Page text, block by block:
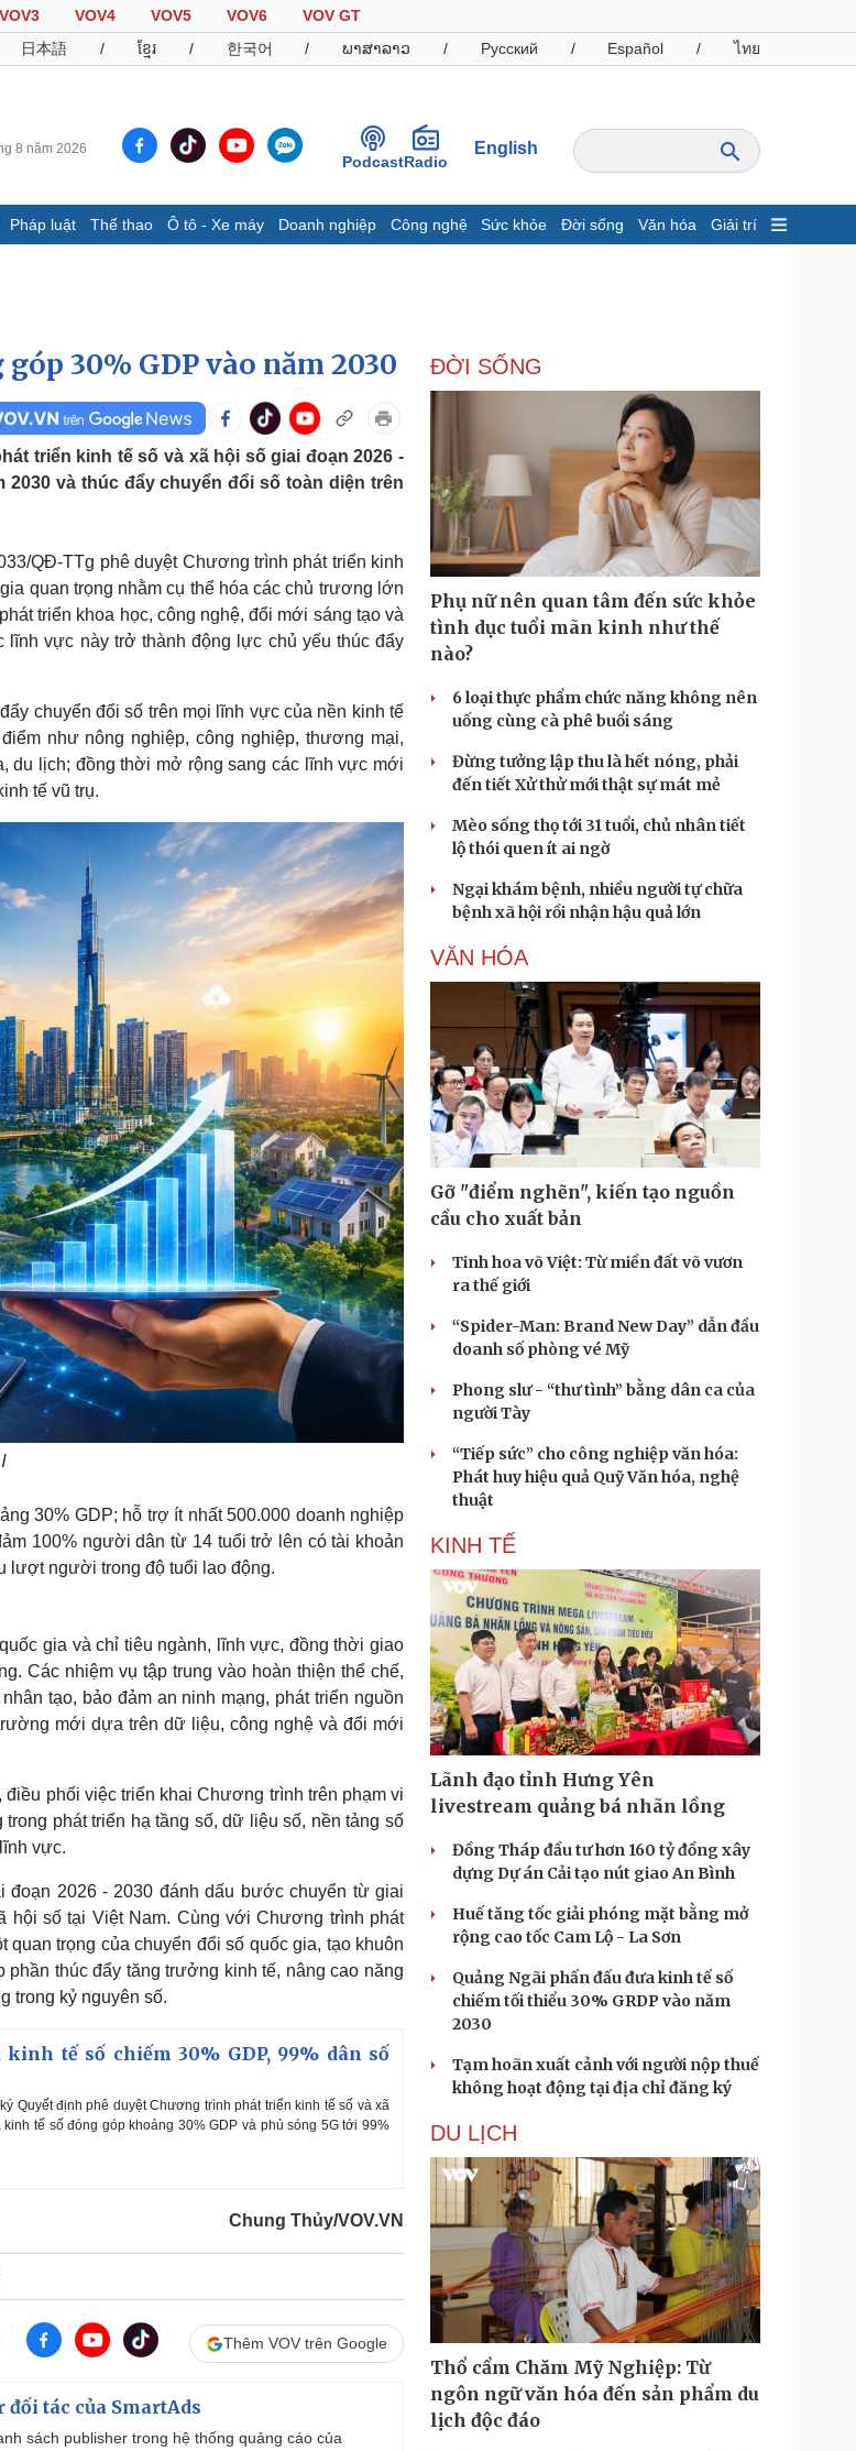
VOV3 VOV4 VOV5 VOV6
VOV GT
日本語 / ខ្មែរ / 한국어 / ພາສາລາວ / Русский / Español / ไทย
8 năm 2026
PodcastRadio
English
Pháp luật Thể thao Ô tô - Xe máy Doanh nghiệp Công nghệ Sức khỏe Đời sống Văn hóa Giải trí
Infographic
Giá cà phê
Ô tô - Xe máy
Ô tô
Doanh nghiệp
Thông tin doanh nghiệp
Doanh nghiệp 24h
Vì cộng đồng
Công nghệ
Sành điệu
Tin Công nghệ
Trải nghiệm
Chuyển đổi số
ảnh
Giải trí
Nghệ sĩ
Du lịch
Tư vấn
Podcast
Cửa sổ tình yêu
Kể chuyện cho bé
Hạt giống tâm hồn
30% GDP vào năm 2030
triển kinh tế số và xã hội số giai đoạn 2026 -
2030 và thúc đẩy chuyển đổi số toàn diện trên
QĐ-TTg phê duyệt Chương trình phát triển kinh
quan trọng nhằm cụ thể hóa các chủ trương lớn
triển khoa học, công nghệ, đổi mới sáng tạo và
vực này trở thành động lực chủ yếu thúc đẩy
chuyển đổi số trên mọi lĩnh vực của nền kinh tế
như nông nghiệp, công nghiệp, thương mại,
du lịch; đồng thời mở rộng sang các lĩnh vực mới
tế vũ trụ.
30% GDP; hỗ trợ ít nhất 500.000 doanh nghiệp
100% người dân từ 14 tuổi trở lên có tài khoản
lượt người trong độ tuổi lao động.
gia và chỉ tiêu ngành, lĩnh vực, đồng thời giao
Các nhiệm vụ tập trung vào hoàn thiện thể chế,
tạo, bảo đảm an ninh mạng, phát triển nguồn
mới dựa trên dữ liệu, công nghệ và đổi mới
phối việc triển khai Chương trình trên phạm vi
phát triển hạ tầng số, dữ liệu số, nền tảng số
vực.
2026 - 2030 đánh dấu bước chuyển từ giai
hội số tại Việt Nam. Cùng với Chương trình phát
trọng của chuyển đổi số quốc gia, tạo khuôn
thúc đẩy tăng trưởng kinh tế, nâng cao năng
trong kỷ nguyên số.
tế số chiếm 30% GDP, 99% dân số
Quyết định phê duyệt Chương trình phát triển kinh tế số và xã
tế số đóng góp khoảng 30% GDP và phủ sóng 5G tới 99%
Chung Thủy/VOV.VN
Thêm VOV trên Google
tác của SmartAds
sách publisher trong hệ thống quảng cáo của
ĐỜI SỐNG
Phụ nữ nên quan tâm đến sức khỏe
tình dục tuổi mãn kinh như thế
nào?
6 loại thực phẩm chức năng không nên
uống cùng cà phê buổi sáng
Đừng tưởng lập thu là hết nóng, phải
đến tiết Xử thử mới thật sự mát mẻ
Mèo sống thọ tới 31 tuổi, chủ nhân tiết
lộ thói quen ít ai ngờ
Ngại khám bệnh, nhiều người tự chữa
bệnh xã hội rồi nhận hậu quả lớn
VĂN HÓA
Gỡ "điểm nghẽn", kiến tạo nguồn
cầu cho xuất bản
Tinh hoa võ Việt: Từ miền đất võ vươn
ra thế giới
“Spider-Man: Brand New Day” dẫn đầu
doanh số phòng vé Mỹ
Phong slư - “thư tình” bằng dân ca của
người Tày
“Tiếp sức” cho công nghiệp văn hóa:
Phát huy hiệu quả Quỹ Văn hóa, nghệ
thuật
KINH TẾ
Lãnh đạo tỉnh Hưng Yên
livestream quảng bá nhãn lồng
Đồng Tháp đầu tư hơn 160 tỷ đồng xây
dựng Dự án Cải tạo nút giao An Bình
Huế tăng tốc giải phóng mặt bằng mở
rộng cao tốc Cam Lộ - La Sơn
Quảng Ngãi phấn đấu đưa kinh tế số
chiếm tối thiểu 30% GRDP vào năm
2030
Tạm hoãn xuất cảnh với người nộp thuế
không hoạt động tại địa chỉ đăng ký
DU LỊCH
Thổ cẩm Chăm Mỹ Nghiệp: Từ
ngôn ngữ văn hóa đến sản phẩm du
lịch độc đáo